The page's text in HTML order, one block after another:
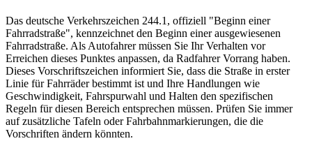
Das deutsche Verkehrszeichen 244.1, offiziell "Beginn einer
Fahrradstraße", kennzeichnet den Beginn einer ausgewiesenen
Fahrradstraße. Als Autofahrer müssen Sie Ihr Verhalten vor
Erreichen dieses Punktes anpassen, da Radfahrer Vorrang haben.
Dieses Vorschriftszeichen informiert Sie, dass die Straße in erster
Linie für Fahrräder bestimmt ist und Ihre Handlungen wie
Geschwindigkeit, Fahrspurwahl und Halten den spezifischen
Regeln für diesen Bereich entsprechen müssen. Prüfen Sie immer
auf zusätzliche Tafeln oder Fahrbahnmarkierungen, die die
Vorschriften ändern könnten.